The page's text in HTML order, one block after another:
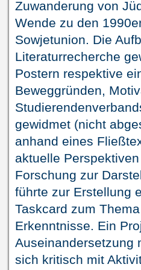
Zuwanderung von
Wende zu den
Sowjetunion. Die
Literaturrecherche
Postern respektive
Beweggründen,
gewidmet (nicht
anhand eines
aktuelle
Forschung zur
führte zur Erstellung
Taskcard zum
Erkenntnisse. Ein
Auseinandersetzung
sich kritisch mit